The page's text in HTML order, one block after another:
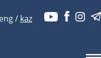
eng/ kaz